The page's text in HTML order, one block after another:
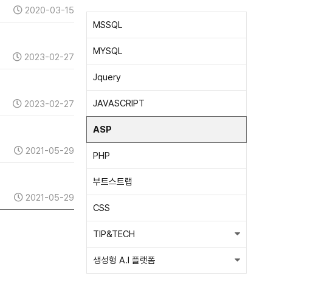
2020-03-15
2023-02-27
2023-02-27
2021-05-29
2021-05-29
프로그램 확장자 바로열기
HP 잉크오류 해결법
MSSQL
MYSQL
Jquery
JAVASCRIPT
ASP
PHP
부트스트랩
CSS
TIP&TECH
생성형 A.I 플랫폼